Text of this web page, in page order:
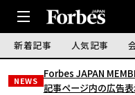
新着記事 人気記事
NEWS
Forbes JAPAN
記事ページ内の広告